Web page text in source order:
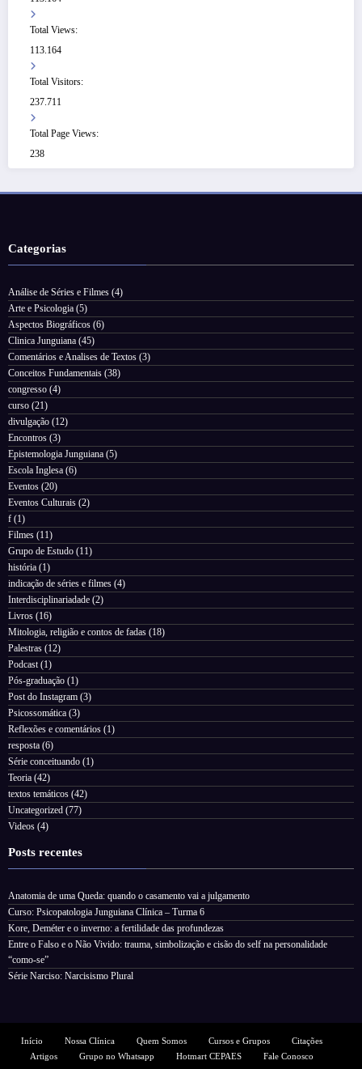
Total Views:
113.164
Total Visitors:
237.711
Total Page Views:
238
Categorias
Análise de Séries e Filmes (4)
Arte e Psicologia (5)
Aspectos Biográficos (6)
Clinica Junguiana (45)
Comentários e Analises de Textos (3)
Conceitos Fundamentais (38)
congresso (4)
curso (21)
divulgação (12)
Encontros (3)
Epistemologia Junguiana (5)
Escola Inglesa (6)
Eventos (20)
Eventos Culturais (2)
f (1)
Filmes (11)
Grupo de Estudo (11)
história (1)
indicação de séries e filmes (4)
Interdisciplinariadade (2)
Livros (16)
Mitologia, religião e contos de fadas (18)
Palestras (12)
Podcast (1)
Pós-graduação (1)
Post do Instagram (3)
Psicossomática (3)
Reflexões e comentários (1)
resposta (6)
Série conceituando (1)
Teoria (42)
textos temáticos (42)
Uncategorized (77)
Videos (4)
Posts recentes
Anatomia de uma Queda: quando o casamento vai a julgamento
Curso: Psicopatologia Junguiana Clínica – Turma 6
Kore, Deméter e o inverno: a fertilidade das profundezas
Entre o Falso e o Não Vivido: trauma, simbolização e cisão do self na personalidade
“como-se”
Série Narciso: Narcisismo Plural
Início Nossa Clínica Quem Somos Cursos e Grupos
Citações
Artigos
Grupo no Whatsapp Hotmart CEPAES Fale Conosco